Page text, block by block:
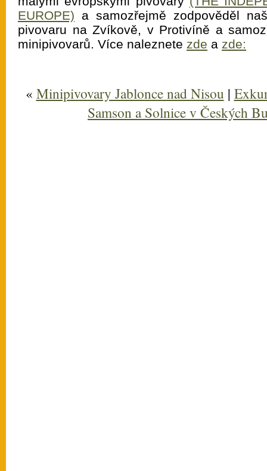
EUROPE) a samozřejmě zodpověděl
pivovaru na Zvíkově, v Protivíně a
minipivovarů. Více naleznete zde a zde:
« Minipivovary Jablonce nad Nisou |
Samson a Solnice v Českých